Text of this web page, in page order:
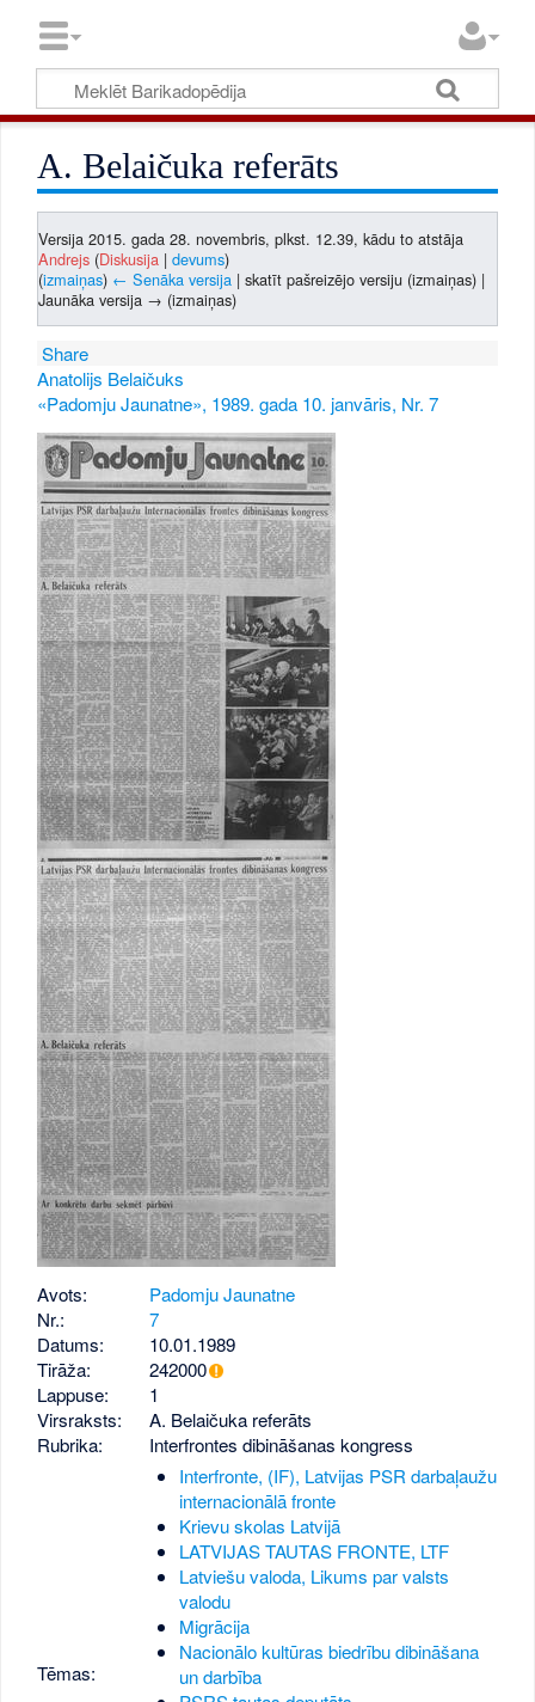
A. Belaičuka referāts
Versija 2015. gada 28. novembris, plkst. 12.39, kādu to atstāja
Andrejs (Diskusija |devums)
(izmaiņas) ← Senāka versija | skatīt pašreizējo versiju (izmaiņas) |
Jaunāka versija → (izmaiņas)
Share
Anatolijs Belaičuks
«Padomju Jaunatne», 1989. gada 10. janvāris, Nr. 7
Avots:
Padomju Jaunatne
Nr.:
7
Datums:
10.01.1989
Tirāža:
242000
Lappuse:
1
Virsraksts:
A. Belaičuka referāts
Rubrika:
Interfrontes dibināšanas kongress
Tēmas:
Interfronte, (IF), Latvijas PSR darbaļaužu
internacionālā fronte
Krievu skolas Latvijā
LATVIJAS TAUTAS FRONTE, LTF
Latviešu valoda, Likums par valsts
valodu
Migrācija
Nacionālo kultūras biedrību dibināšana
un darbība